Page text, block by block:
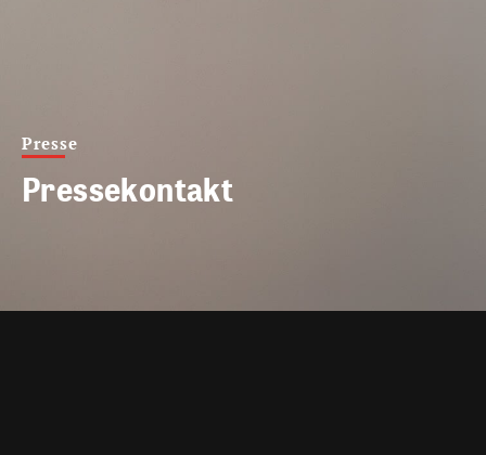
Presse
Pressekontakt